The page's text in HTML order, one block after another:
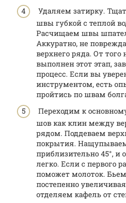
Удаляем затирку.
швы губкой с теплой
Расчищаем швы
Аккуратно, не
верхнего ряда. От того
выполнен этот этап,
процесс. Если вы
инструментом, есть
пройтись по швам
Переходим к
шов как клин между
рядом. Поддеваем
покрытия.
приблизительно 45°, и
легко. Если с первого
поможет молоток.
постепенно
отделяем кафель от